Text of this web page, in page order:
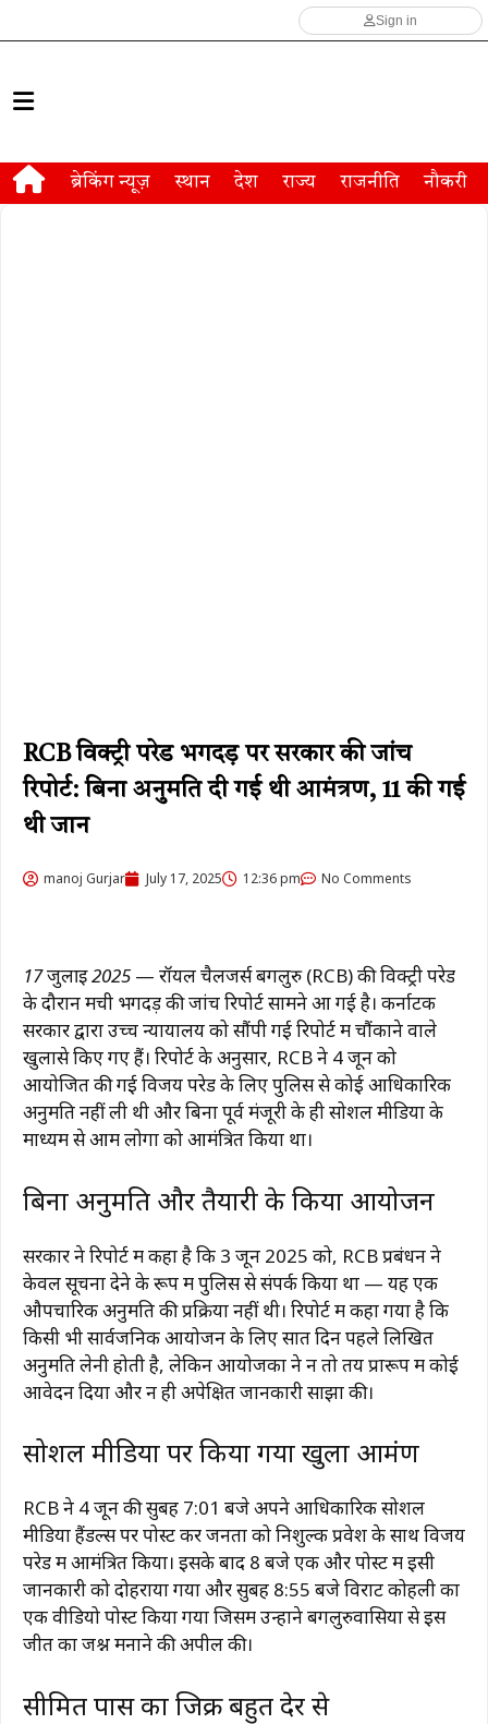
Sign in
ब्रेकिंग न्यूज़ स्थान देश राज्य राजनीति नौकरी
RCB विक्ट्री परेड भगदड़ पर सरकार की जांच
रिपोर्ट: बिना अनुमति दी गई थी आमंत्रण, 11 की गई
थी जान
manoj Gurjar July 17, 2025 12:36 pm No Comments
17 जुलाई 2025 — रॉयल चैलेंजर्स बेंगलुरु (RCB) की विक्ट्री परेड
के दौरान मची भगदड़ की जांच रिपोर्ट सामने आ गई है। कर्नाटक
सरकार द्वारा उच्च न्यायालय को सौंपी गई रिपोर्ट में चौंकाने वाले
खुलासे किए गए हैं। रिपोर्ट के अनुसार, RCB ने 4 जून को
आयोजित की गई विजय परेड के लिए पुलिस से कोई आधिकारिक
अनुमति नहीं ली थी और बिना पूर्व मंजूरी के ही सोशल मीडिया के
माध्यम से आम लोगों को आमंत्रित किया था।
बिना अनुमति और तैयारी के किया आयोजन
सरकार ने रिपोर्ट में कहा है कि 3 जून 2025 को, RCB प्रबंधन ने
केवल सूचना देने के रूप में पुलिस से संपर्क किया था — यह एक
औपचारिक अनुमति की प्रक्रिया नहीं थी। रिपोर्ट में कहा गया है कि
किसी भी सार्वजनिक आयोजन के लिए सात दिन पहले लिखित
अनुमति लेनी होती है, लेकिन आयोजकों ने न तो तय प्रारूप में कोई
आवेदन दिया और न ही अपेक्षित जानकारी साझा की।
सोशल मीडिया पर किया गया खुला आमंत्रण
RCB ने 4 जून की सुबह 7:01 बजे अपने आधिकारिक सोशल
मीडिया हैंडल्स पर पोस्ट कर जनता को निशुल्क प्रवेश के साथ विजय
परेड में आमंत्रित किया। इसके बाद 8 बजे एक और पोस्ट में इसी
जानकारी को दोहराया गया और सुबह 8:55 बजे विराट कोहली का
एक वीडियो पोस्ट किया गया जिसमें उन्होंने बेंगलुरुवासियों से इस
जीत का जश्न मनाने की अपील की।
सीमित पास का जिक्र बहुत देर से